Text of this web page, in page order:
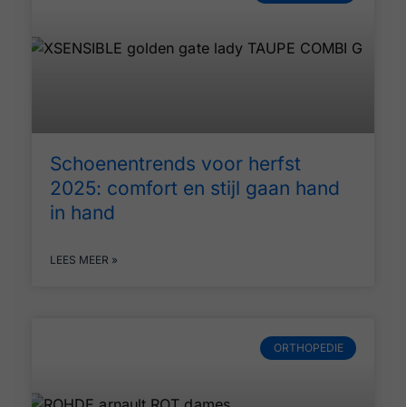
Schoenentrends voor herfst
2025: comfort en stijl gaan hand
in hand
LEES MEER »
ORTHOPEDIE